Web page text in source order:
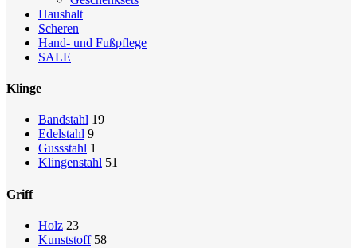
Haushalt
Scheren
Hand- und Fußpflege
SALE
Klinge
Bandstahl 19
Edelstahl 9
Gussstahl 1
Klingenstahl 51
Griff
Holz 23
Kunststoff 58